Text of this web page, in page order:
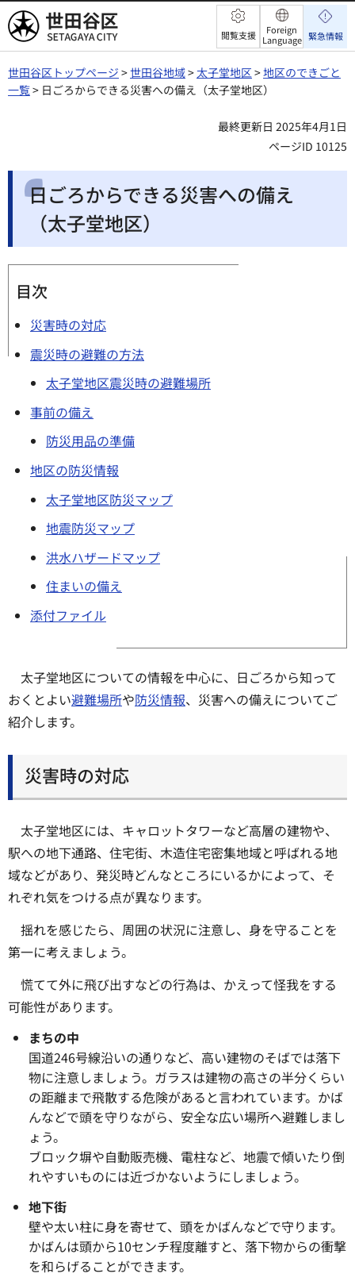
世田谷区 閲覧支援
Foreign
Language 緊急情報
世田谷区トップページ >世田谷地域>太子堂地区>地区のできごと
一覧> 日ごろからできる災害への備え（太子堂地区）
最終更新日 2025年4月1日
ページID 10125
日ごろからできる災害への備え
（太子堂地区）
目次
災害時の対応
震災時の避難の方法
太子堂地区震災時の避難場所
事前の備え
防災用品の準備
地区の防災情報
太子堂地区防災マップ
地震防災マップ
洪水ハザードマップ
住まいの備え
添付ファイル
太子堂地区についての情報を中心に、日ごろから知って
おくとよい避難場所や防災情報、災害への備えについてご
紹介します。
災害時の対応
太子堂地区には、キャロットタワーなど高層の建物や、
駅への地下通路、住宅街、木造住宅密集地域と呼ばれる地
域などがあり、発災時どんなところにいるかによって、そ
れぞれ気をつける点が異なります。
揺れを感じたら、周囲の状況に注意し、身を守ることを
第一に考えましょう。
慌てて外に飛び出すなどの行為は、かえって怪我をする
可能性があります。
まちの中
国道246号線沿いの通りなど、高い建物のそばでは落下
物に注意しましょう。ガラスは建物の高さの半分くらい
の距離まで飛散する危険があると言われています。かば
んなどで頭を守りながら、安全な広い場所へ避難しまし
ょう。
ブロック塀や自動販売機、電柱など、地震で傾いたり倒
れやすいものには近づかないようにしましょう。
地下街
壁や太い柱に身を寄せて、頭をかばんなどで守ります。
かばんは頭から10センチ程度離すと、落下物からの衝撃
を和らげることができます。